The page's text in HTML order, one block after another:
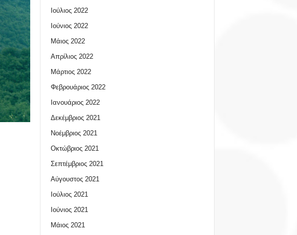
Ιούλιος 2022
Ιούνιος 2022
Μάιος 2022
Απρίλιος 2022
Μάρτιος 2022
Φεβρουάριος 2022
Ιανουάριος 2022
Δεκέμβριος 2021
Νοέμβριος 2021
Οκτώβριος 2021
Σεπτέμβριος 2021
Αύγουστος 2021
Ιούλιος 2021
Ιούνιος 2021
Μάιος 2021